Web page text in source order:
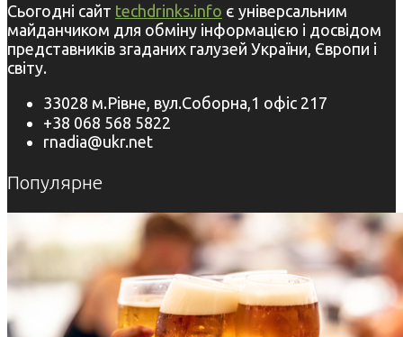
Сьогодні сайт techdrinks.info є універсальним
майданчиком для обміну інформацією і досвідом
представників згаданих галузей України, Європи і
світу.
33028 м.Рівне, вул.Соборна,1 офіс 217
+38 068 568 5822
rnadia@ukr.net
Популярне